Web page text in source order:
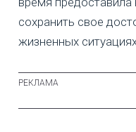
сохранить свое
жизненных